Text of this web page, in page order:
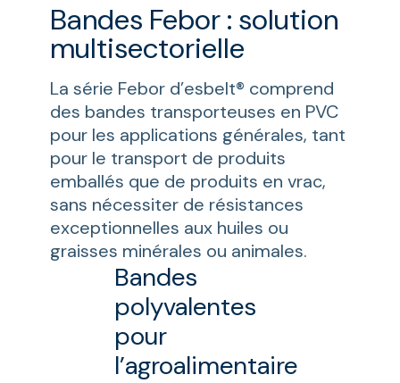
Bandes Febor : solution
multisectorielle
La série Febor d’esbelt® comprend
des bandes transporteuses en PVC
pour les applications générales, tant
pour le transport de produits
emballés que de produits en vrac,
sans nécessiter de résistances
exceptionnelles aux huiles ou
graisses minérales ou animales.
Bandes
polyvalentes
pour
l’agroalimentaire